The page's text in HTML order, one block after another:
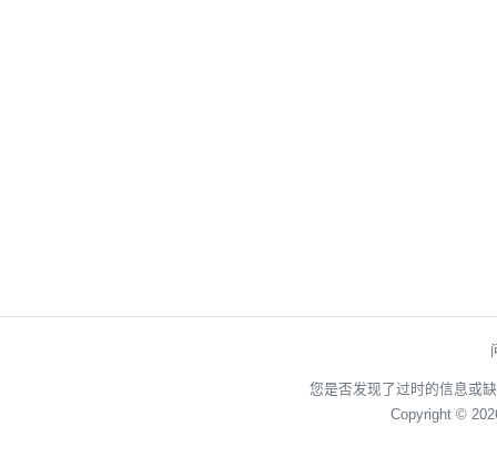
您是否发现了过时的信息或
Copyright ©